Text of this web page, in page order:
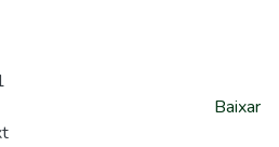
Baixar